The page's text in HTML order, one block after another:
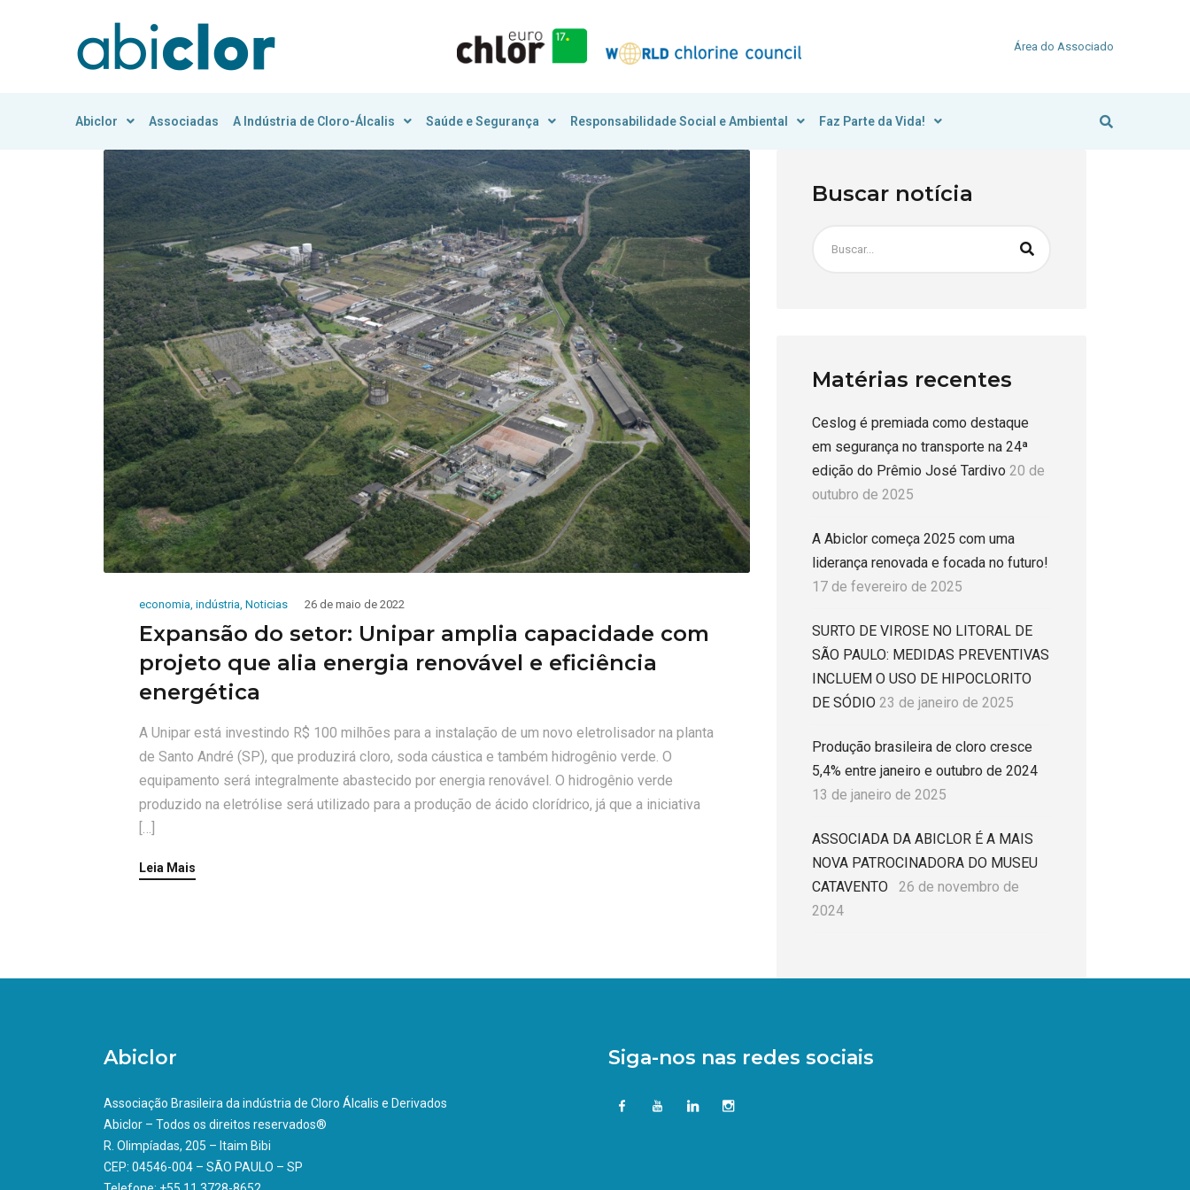
Área do Associado
Abiclor Associadas A Indústria de Cloro-Álcalis Saúde e Segurança Responsabilidade Social e Ambiental Faz Parte da Vida!
economia indústria Noticias 26 de maio de 2022
Expansão do setor: Unipar amplia capacidade com
projeto que alia energia renovável e eficiência
energética
A Unipar está investindo R$ 100 milhões para a instalação de um novo eletrolisador na planta
de Santo André (SP), que produzirá cloro, soda cáustica e também hidrogênio verde. O
equipamento será integralmente abastecido por energia renovável. O hidrogênio verde
produzido na eletrólise será utilizado para a produção de ácido clorídrico, já que a iniciativa
Leia Mais
Buscar notícia
Matérias recentes
Ceslog é premiada como destaque
em segurança no transporte na 24ª
edição do Prêmio José Tardivo 20 de
outubro de 2025
A Abiclor começa 2025 com uma
liderança renovada e focada no futuro!
17 de fevereiro de 2025
SURTO DE VIROSE NO LITORAL DE
SÃO PAULO: MEDIDAS PREVENTIVAS
INCLUEM O USO DE HIPOCLORITO
DE SÓDIO 23 de janeiro de 2025
Produção brasileira de cloro cresce
5,4% entre janeiro e outubro de 2024
13 de janeiro de 2025
ASSOCIADA DA ABICLOR É A MAIS
NOVA PATROCINADORA DO MUSEU
CATAVENTO
26 de novembro de
2024
Abiclor
Associação Brasileira da indústria de Cloro Álcalis e Derivados
Abiclor – Todos os direitos reservados®
R. Olimpíadas, 205 – Itaim Bibi
CEP: 04546-004 – SÃO PAULO – SP
Siga-nos nas redes sociais